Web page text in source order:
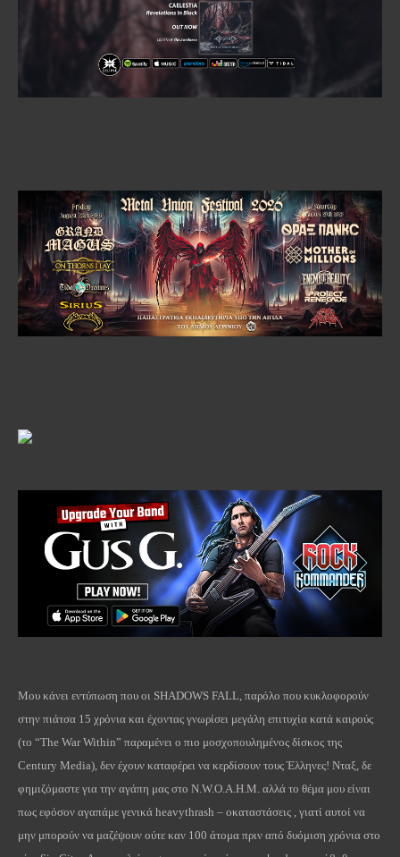
Μου κάνει εντύπωση που οι SHADOWS FALL , παρόλο που κυκλοφορούν
στην πιάτσα 15 χρόνια και έχοντας γνωρίσει μεγάλη επιτυχία κατά καιρούς
(το “The War Within” παραμένει ο πιο μοσχοπουλημένος δίσκος της
Century Media), δεν έχουν καταφέρει να κερδίσουν τους Έλληνες! Νταξ, δε
φημιζόμαστε για την αγάπη μας στο N W.O A H M . αλλά το θέμα μου είναι
πως εφόσον αγαπάμε γενικά heavythrash – οκαταστάσεις , γιατί αυτοί να
μην μπορούν να μαζέψουν ούτε καν 100 άτομα πριν από δυόμιση χρόνια στο